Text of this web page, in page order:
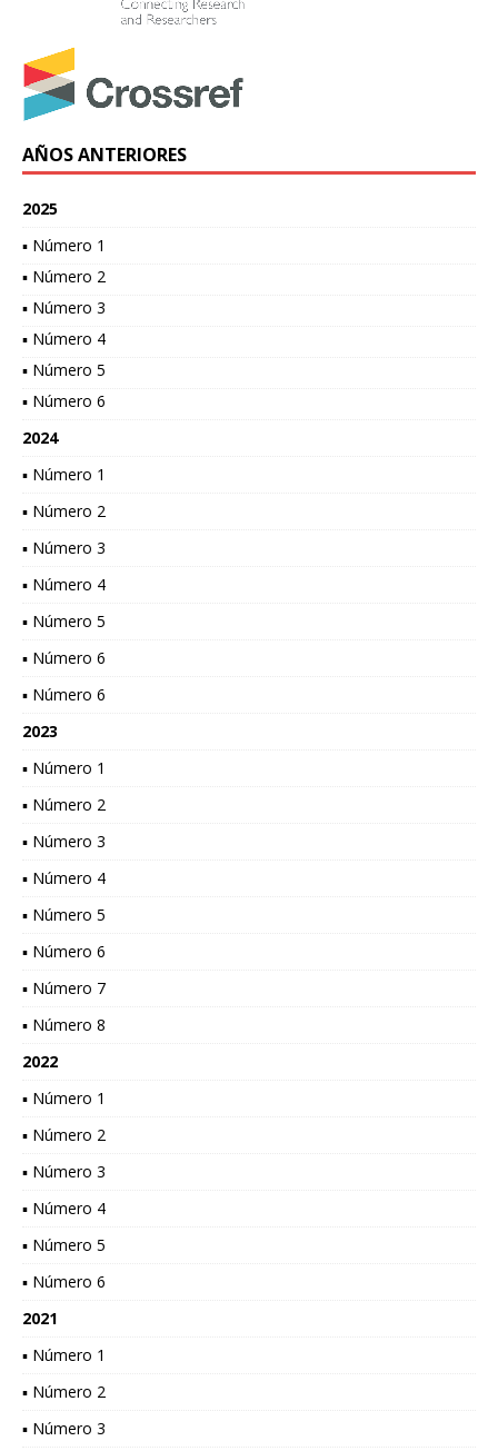
AÑOS ANTERIORES
2025
▪ Número 1
▪ Número 2
▪ Número 3
▪ Número 4
▪ Número 5
▪ Número 6
2024
▪ Número 1
▪ Número 2
▪ Número 3
▪ Número 4
▪ Número 5
▪ Número 6
▪ Número 6
2023
▪ Número 1
▪ Número 2
▪ Número 3
▪ Número 4
▪ Número 5
▪ Número 6
▪ Número 7
▪ Número 8
2022
▪ Número 1
▪ Número 2
▪ Número 3
▪ Número 4
▪ Número 5
▪ Número 6
2021
▪ Número 1
▪ Número 2
▪ Número 3